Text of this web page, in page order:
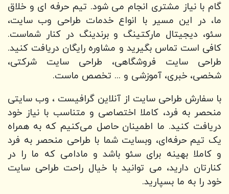
گام با نیاز مشتری انجام می شود. تیم حرفه ای و خلاق
ما، در این مسیر با انواع خدمات طراحی وب سایت،
سئو، دیجیتال مارکتینگ و برندینگ در کنار شماست.
کافی است تماس بگیرید و مشاوره رایگان دریافت کنید.
طراحی سایت فروشگاهی، طراحی سایت شرکتی،
شخصی، خبری، آموزشی و ... تخصص ماست.
با سفارش طراحی سایت از آنلاین گرافیست ، وب سایتی
منحصر به فرد، کاملا اختصاصی و متناسب با نیاز خود
دریافت کنید. ما اطمینان حاصل می‌کنیم که به همراه
یک تیم حرفه‌ای، وبسایت شما با طراحی منحصر به فرد
و کاملا بهینه برای سئو باشد و مادامی که ما را در
کنارتان دارید، می توانید با خیال راحت طراحی سایت
خود را به ما بسپارید.